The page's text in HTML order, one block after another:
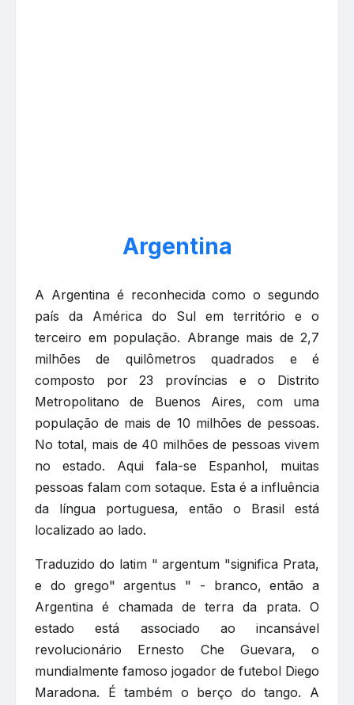
Argentina
A Argentina é reconhecida como o segundo
país da América do Sul em território e o
terceiro em população. Abrange mais de 2,7
milhões de quilômetros quadrados e é
composto por 23 províncias e o Distrito
Metropolitano de Buenos Aires, com uma
população de mais de 10 milhões de pessoas.
No total, mais de 40 milhões de pessoas vivem
no estado. Aqui fala-se Espanhol, muitas
pessoas falam com sotaque. Esta é a influência
da língua portuguesa, então o Brasil está
localizado ao lado.
Traduzido do latim " argentum "significa Prata,
e do grego" argentus " - branco, então a
Argentina é chamada de terra da prata. O
estado está associado ao incansável
revolucionário Ernesto Che Guevara, o
mundialmente famoso jogador de futebol Diego
Maradona. É também o berço do tango. A